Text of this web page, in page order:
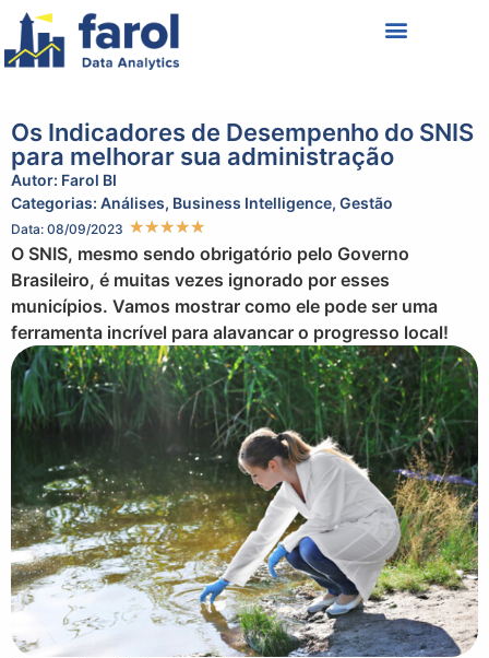
Os Indicadores de Desempenho do SNIS
para melhorar sua administração
Autor: Farol BI
Categorias: Análises, Business Intelligence, Gestão
Data: 08/09/2023 ★★★★★
O SNIS, mesmo sendo obrigatório pelo Governo
Brasileiro, é muitas vezes ignorado por esses
municípios. Vamos mostrar como ele pode ser uma
ferramenta incrível para alavancar o progresso local!